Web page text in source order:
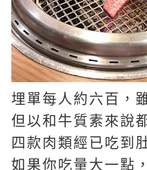
埋單每人約六百，
但以和牛質素來說
四款肉類經已吃到
如果你吃量大一點，